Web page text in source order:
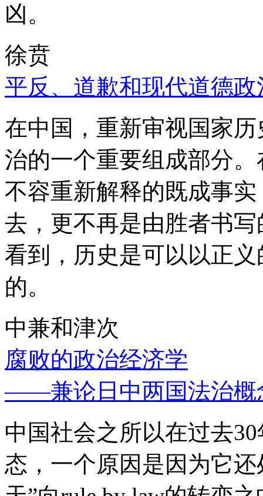
凶。
徐贲
平反、道歉和现代道德政
在中国，重新审视国家
治的一个重要组成部分
不容重新解释的既成事
去，更不再是由胜者书
看到，历史是可以以正
的。
中兼和津次
腐败的政治经济学
——兼论日中两国法治概
中国社会之所以在过去
态，一个原因是因为它